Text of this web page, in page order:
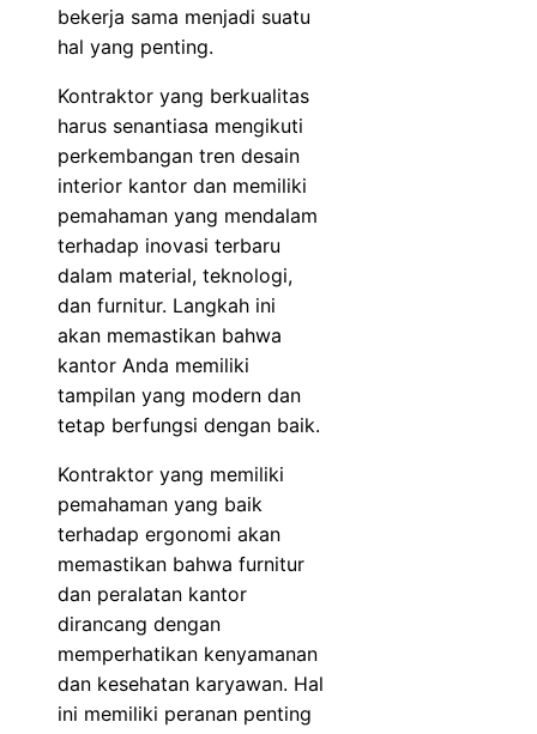
bekerja sama menjadi suatu
hal yang penting.
Kontraktor yang berkualitas
harus senantiasa mengikuti
perkembangan tren desain
interior kantor dan memiliki
pemahaman yang mendalam
terhadap inovasi terbaru
dalam material, teknologi,
dan furnitur. Langkah ini
akan memastikan bahwa
kantor Anda memiliki
tampilan yang modern dan
tetap berfungsi dengan baik.
Kontraktor yang memiliki
pemahaman yang baik
terhadap ergonomi akan
memastikan bahwa furnitur
dan peralatan kantor
dirancang dengan
memperhatikan kenyamanan
dan kesehatan karyawan. Hal
ini memiliki peranan penting